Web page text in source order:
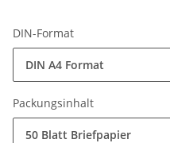
DIN-Format
DIN A4 Format
Packungsinhalt
50 Blatt Briefpapier